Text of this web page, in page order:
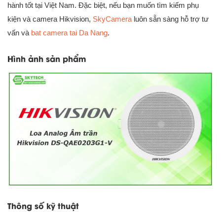
hành tốt tại Việt Nam. Đặc biệt, nếu bạn muốn tìm kiếm phụ
kiện và camera Hikvision, SkyCamera luôn sẵn sàng hỗ trợ tư
vấn và bat camera tai Da Nang.
Hình ảnh sản phẩm
Thông số kỹ thuật